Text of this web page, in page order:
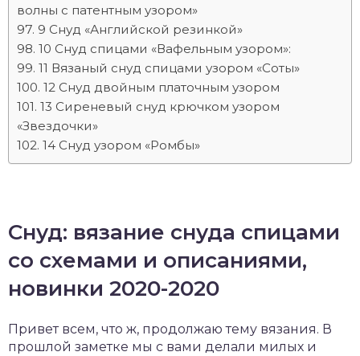
волны с патентным узором»
9 Снуд «Английской резинкой»
10 Снуд спицами «Вафельным узором»:
11 Вязаный снуд спицами узором «Соты»
12 Снуд двойным платочным узором
13 Сиреневый снуд крючком узором
«Звездочки»
14 Снуд узором «Ромбы»
Снуд: вязание снуда спицами
со схемами и описаниями,
новинки 2020-2020
Привет всем, что ж, продолжаю тему вязания. В
прошлой заметке мы с вами делали милых и